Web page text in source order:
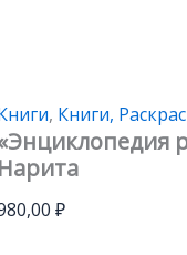
, Книги,
Нарита
₽